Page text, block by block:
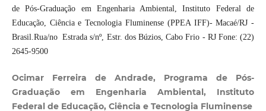
de Pós-Graduação em Engenharia Ambiental, Instituto Federal de
Educação, Ciência e Tecnologia Fluminense (PPEA IFF)- Macaé/RJ -
Brasil.Rua/no Estrada s/nº, Estr. dos Búzios, Cabo Frio - RJ Fone: (22)
2645-9500
Ocimar Ferreira de Andrade, Programa de Pós-
Graduação em Engenharia Ambiental, Instituto
Federal de Educação, Ciência e Tecnologia Fluminense